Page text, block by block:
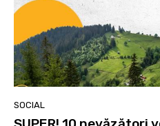
SOCIAL